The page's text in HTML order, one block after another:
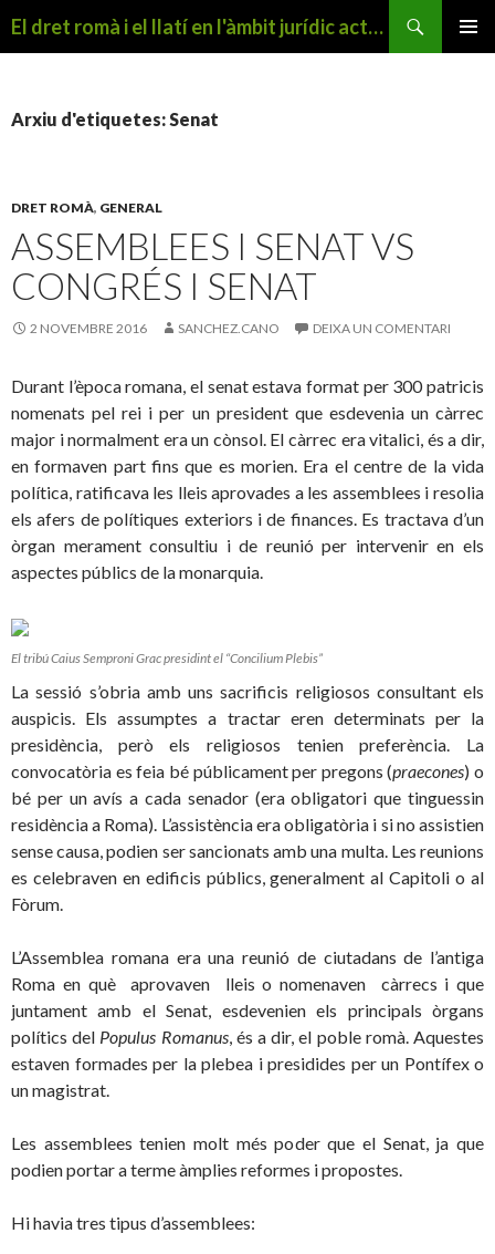
El dret romà i el llatí en l'àmbit jurídic actual
Arxiu d'etiquetes: Senat
DRET ROMÀ, GENERAL
ASSEMBLEES I SENAT VS
CONGRÉS I SENAT
2 NOVEMBRE 2016 SANCHEZ.CANO DEIXA UN COMENTARI
Durant l’època romana, el senat estava format per 300 patricis
nomenats pel rei i per un president que esdevenia un càrrec
major i normalment era un cònsol. El càrrec era vitalici, és a dir,
en formaven part fins que es morien. Era el centre de la vida
política, ratificava les lleis aprovades a les assemblees i resolia
els afers de polítiques exteriors i de finances. Es tractava d’un
òrgan merament consultiu i de reunió per intervenir en els
aspectes públics de la monarquia.
El tribú Caius Semproni Grac presidint el “Concilium Plebis”
La sessió s’obria amb uns sacrificis religiosos consultant els
auspicis. Els assumptes a tractar eren determinats per la
presidència, però els religiosos tenien preferència. La
convocatòria es feia bé públicament per pregons (praecones) o
bé per un avís a cada senador (era obligatori que tinguessin
residència a Roma). L’assistència era obligatòria i si no assistien
sense causa, podien ser sancionats amb una multa. Les reunions
es celebraven en edificis públics, generalment al Capitoli o al
Fòrum.
L’Assemblea romana era una reunió de ciutadans de l’antiga
Roma en què aprovaven lleis o nomenaven càrrecs i que
juntament amb el Senat, esdevenien els principals òrgans
polítics del Populus Romanus, és a dir, el poble romà. Aquestes
estaven formades per la plebea i presidides per un Pontífex o
un magistrat.
Les assemblees tenien molt més poder que el Senat, ja que
podien portar a terme àmplies reformes i propostes.
Hi havia tres tipus d’assemblees: